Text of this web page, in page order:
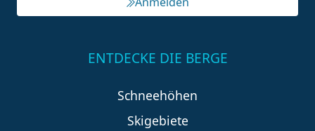
ENTDECKE DIE BERGE
Schneehöhen
Skigebiete